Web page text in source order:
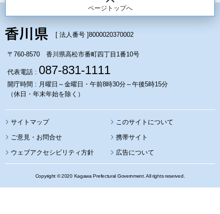
ページトップへ
[ 法人番号 ]8000020370002
〒760-8570 香川県高松市番町四丁目1番10号
代表電話 : 087-831-1111
開庁時間 : 月曜日～金曜日・午前8時30分～午後5時15分
（休日・年末年始を除く）
サイトマップ このサイトについて
携帯サイト
ウェブアクセシビリティ方針 広告について
Copyright © 2020 Kagawa Prefectural Government. All rights reserved.